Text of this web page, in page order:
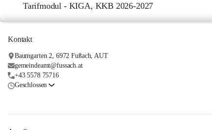
Tarifmodul - KIGA, KKB 2026-2027
Kontakt
Baumgarten 2, 6972 Fußach, AUT
gemeindeamt@fussach.at
+43 5578 75716
Geschlossen